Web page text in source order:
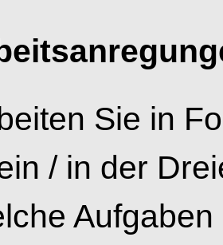
Sie in
/ in der